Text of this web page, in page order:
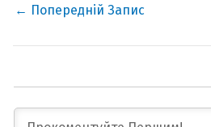
← Попередній Запис